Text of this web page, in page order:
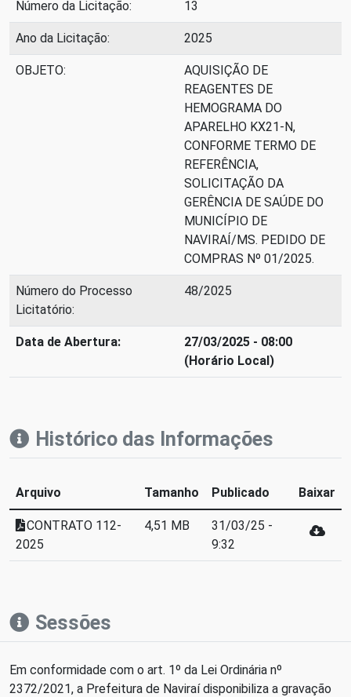
Número da Licitação: 13
Ano da Licitação: 2025
OBJETO:
AQUISIÇÃO DE
REAGENTES DE
HEMOGRAMA DO
APARELHO KX21-N,
CONFORME TERMO DE
REFERÊNCIA,
SOLICITAÇÃO DA
GERÊNCIA DE SAÚDE DO
MUNICÍPIO DE
NAVIRAÍ/MS. PEDIDO DE
COMPRAS Nº 01/2025.
Número do Processo
Licitatório:
48/2025
Data de Abertura:
27/03/2025 - 08:00
(Horário Local)
Histórico das Informações
Arquivo Tamanho Publicado Baixar
CONTRATO 112-
2025
4,51 MB
31/03/25 -
9:32
Sessões
Em conformidade com o art. 1º da Lei Ordinária nº
2372/2021, a Prefeitura de Naviraí disponibiliza a gravação